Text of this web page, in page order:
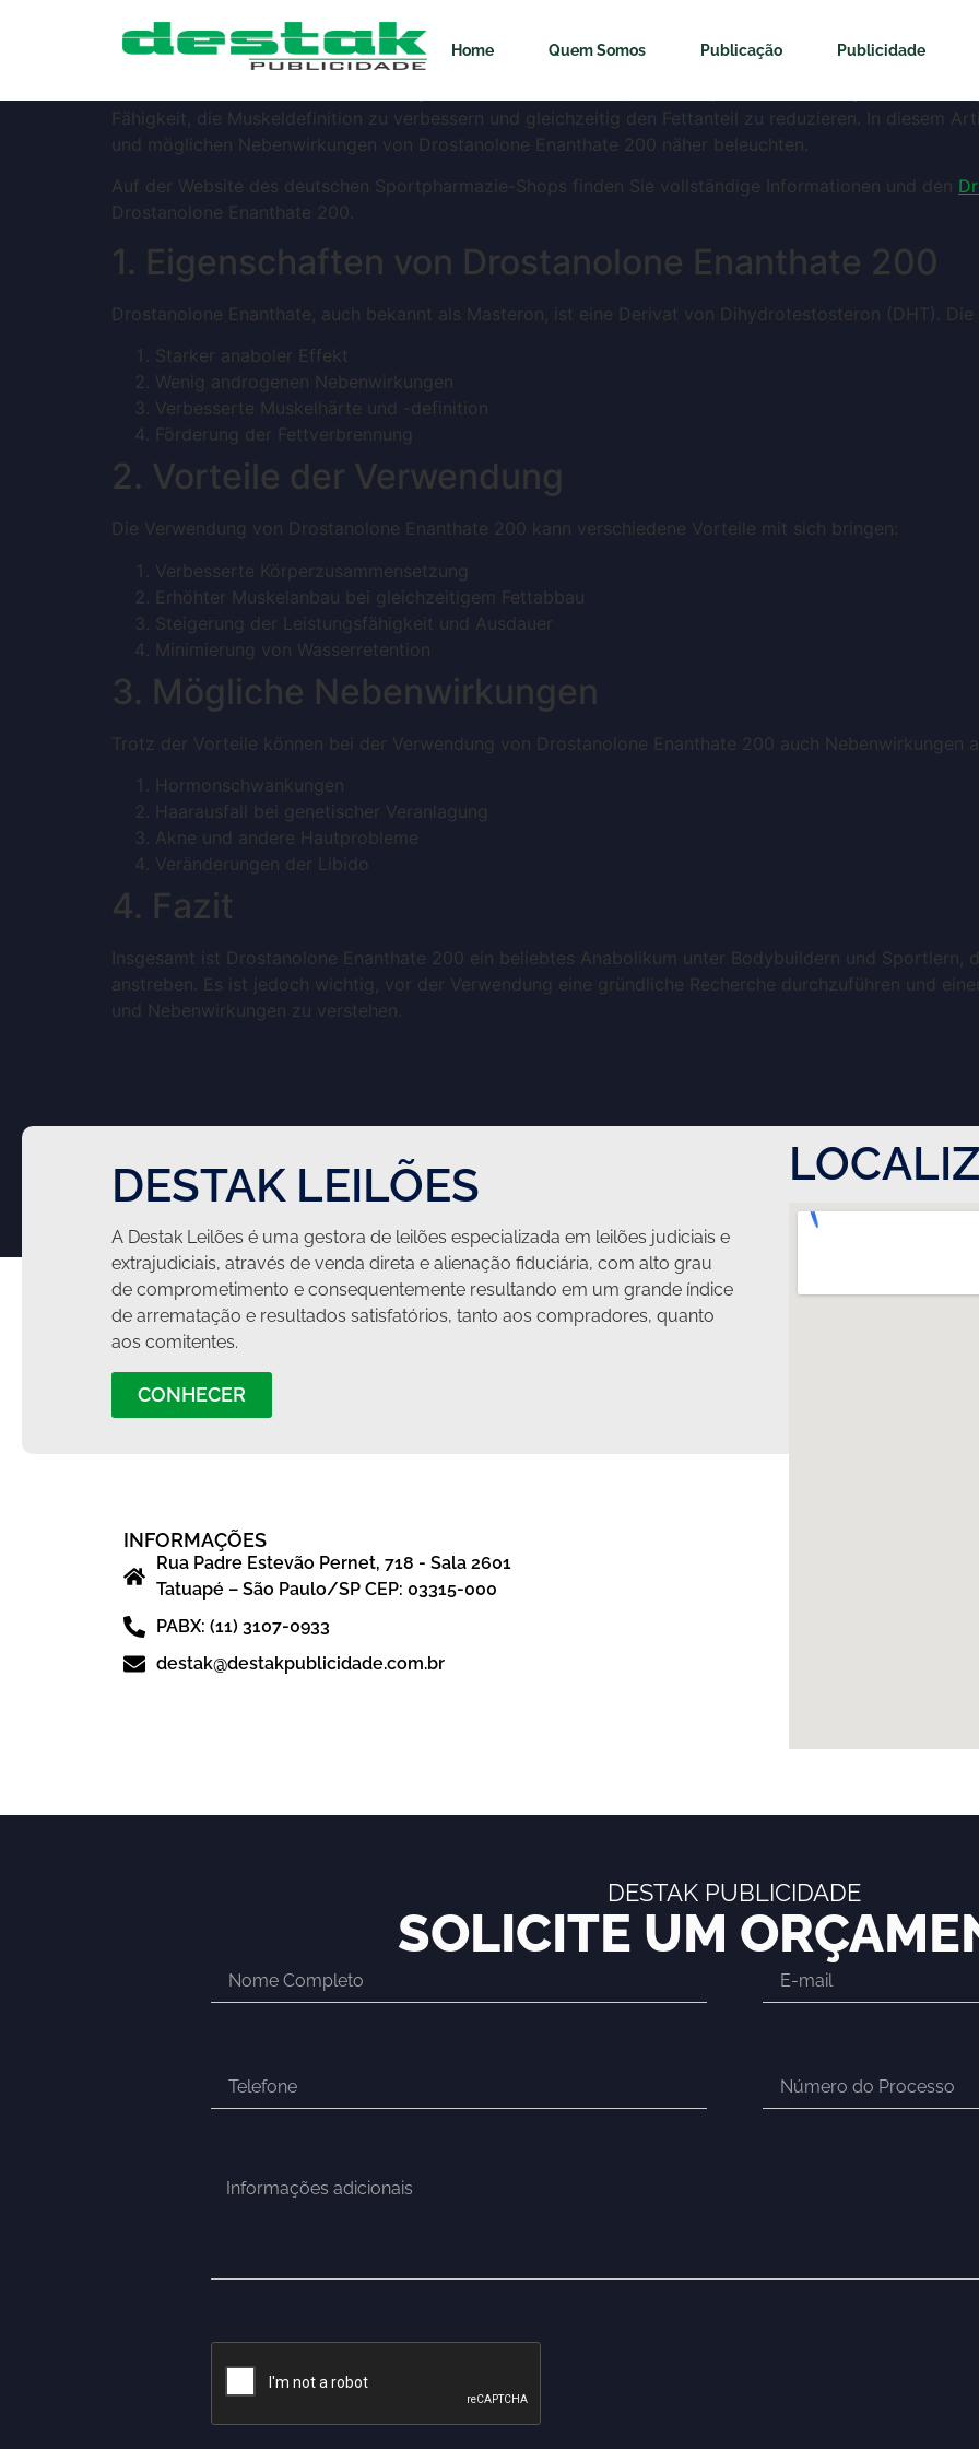
Home Quem Somos Publicação Publicidade
Drostanolone Enanthate 200 Bewertung
Fähigkeit, die Muskeldefinition zu verbessern und gleichzeitig den Fettanteil zu reduzieren. In diesem
und möglichen Nebenwirkungen von Drostanolone Enanthate 200 näher beleuchten.
Auf der Website des deutschen Sportpharmazie-Shops finden Sie vollständige Informationen und den
Drostanolone Enanthate 200.
1. Eigenschaften von Drostanolone Enanthate 200
Drostanolone Enanthate, auch bekannt als Masteron, ist eine Derivat von Dihydrotestosteron (DHT).
Starker anaboler Effekt
Wenig androgenen Nebenwirkungen
Verbesserte Muskelhärte und -definition
Förderung der Fettverbrennung
2. Vorteile der Verwendung
Die Verwendung von Drostanolone Enanthate 200 kann verschiedene Vorteile mit sich bringen:
Verbesserte Körperzusammensetzung
Erhöhter Muskelanbau bei gleichzeitigem Fettabbau
Steigerung der Leistungsfähigkeit und Ausdauer
Minimierung von Wasserretention
3. Mögliche Nebenwirkungen
Trotz der Vorteile können bei der Verwendung von Drostanolone Enanthate 200 auch Nebenwirkungen
Hormonschwankungen
Haarausfall bei genetischer Veranlagung
Akne und andere Hautprobleme
Veränderungen der Libido
4. Fazit
Insgesamt ist Drostanolone Enanthate 200 ein beliebtes Anabolikum unter Bodybuildern und Sportlern,
anstreben. Es ist jedoch wichtig, vor der Verwendung eine gründliche Recherche durchzuführen und
und Nebenwirkungen zu verstehen.
DESTAK LEILÕES
A Destak Leilões é uma gestora de leilões especializada em leilões judiciais e
extrajudiciais, através de venda direta e alienação fiduciária, com alto grau
de comprometimento e consequentemente resultando em um grande índice
de arrematação e resultados satisfatórios, tanto aos compradores, quanto
aos comitentes.
CONHECER
INFORMAÇÕES
Rua Padre Estevão Pernet, 718 - Sala 2601
Tatuapé – São Paulo/SP CEP: 03315-000
PABX: (11) 3107-0933
destak@destakpublicidade.com.br
DESTAK PUBLICIDADE
SOLICITE UM